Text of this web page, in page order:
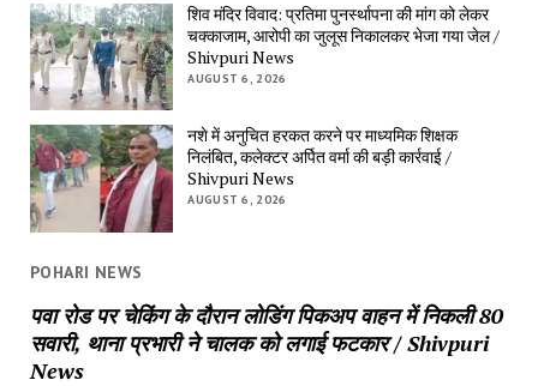
शिव मंदिर विवाद: प्रतिमा पुनर्स्थापना की मांग को लेकर
चक्काजाम, आरोपी का जुलूस निकालकर भेजा गया जेल /
Shivpuri News
AUGUST 6, 2026
नशे में अनुचित हरकत करने पर माध्यमिक शिक्षक
निलंबित, कलेक्टर अर्पित वर्मा की बड़ी कार्रवाई /
Shivpuri News
AUGUST 6, 2026
POHARI NEWS
पवा रोड पर चेकिंग के दौरान लोडिंग पिकअप वाहन में निकली 80
सवारी, थाना प्रभारी ने चालक को लगाई फटकार / Shivpuri
News